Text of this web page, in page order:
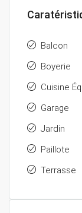
Balcon
Boyerie
Cuisine
Garage
Jardin
Paillote
Terrasse